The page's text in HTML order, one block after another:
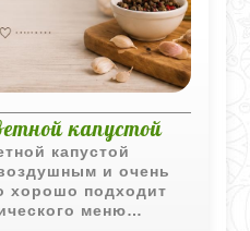
капустой
капустой
и очень
хорошо подходит
меню